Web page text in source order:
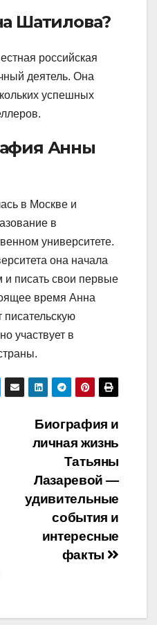
Шатилова?
российская
деятель. Она
успешных
Анны
в Москве и
в
университете.
она начала
и писать свои первые
время Анна
участвует в
Биография и
личная жизнь
Татьяны
Лазаревой —
удивительные
события и
интересные
факты